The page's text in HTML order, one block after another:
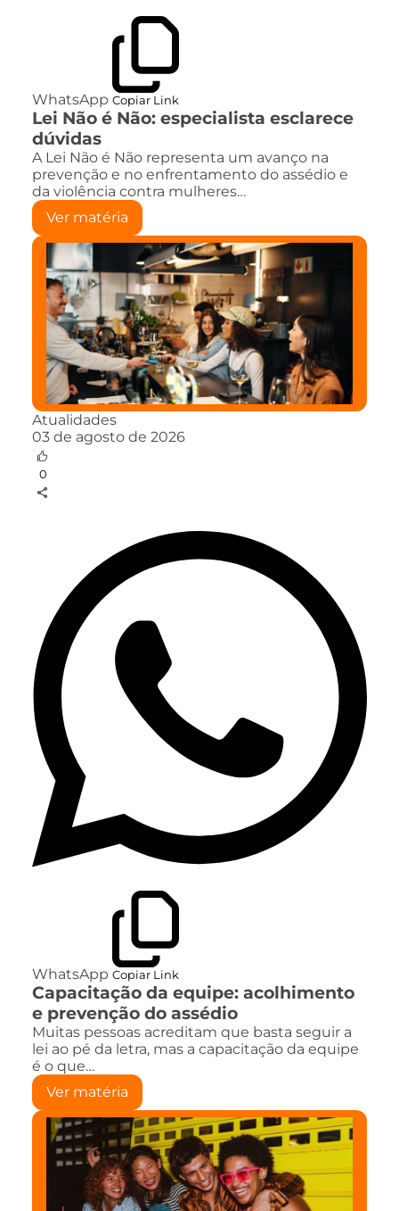
WhatsApp Copiar Link
Lei Não é Não: especialista esclarece
dúvidas
A Lei Não é Não representa um avanço na
prevenção e no enfrentamento do assédio e
da violência contra mulheres…
Ver matéria
Atualidades
03 de agosto de 2026
0
WhatsApp Copiar Link
Capacitação da equipe: acolhimento
e prevenção do assédio
Muitas pessoas acreditam que basta seguir a
lei ao pé da letra, mas a capacitação da equipe
é o que…
Ver matéria